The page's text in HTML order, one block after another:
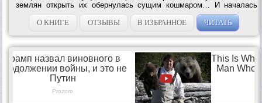
землян открыть их обернулась сущим кошмаром… И началась
Война миров. Книга Герберта Уэллса впервые рассказала жителям
Земли...О КНИГЕ ОТЗЫВЫ В ИЗБРАННОЕ ЧИТАТЬ